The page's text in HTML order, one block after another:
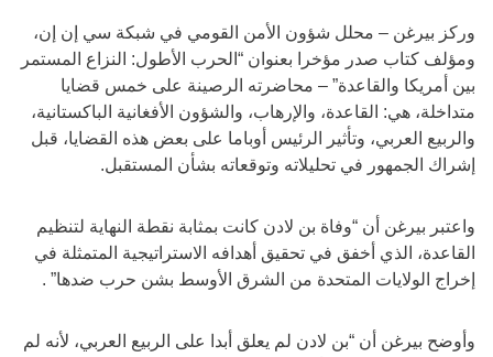
وركز بيرغن – محلل شؤون الأمن القومي في شبكة سي إن إن،
ومؤلف كتاب صدر مؤخرا بعنوان “الحرب الأطول: النزاع المستمر
بين أمريكا والقاعدة” – محاضرته الرصينة على خمس قضايا
متداخلة، هي: القاعدة، والإرهاب، والشؤون الأفغانية الباكستانية،
والربيع العربي، وتأثير الرئيس أوباما على بعض هذه القضايا، قبل
إشراك الجمهور في تحليلاته وتوقعاته بشأن المستقبل.
واعتبر بيرغن أن “وفاة بن لادن كانت بمثابة نقطة النهاية لتنظيم
القاعدة، الذي أخفق في تحقيق أهدافه الاستراتيجية المتمثلة في
إخراج الولايات المتحدة من الشرق الأوسط بشن حرب ضدها” .
وأوضح بيرغن أن “بن لادن لم يعلق أبدا على الربيع العربي، لأنه لم